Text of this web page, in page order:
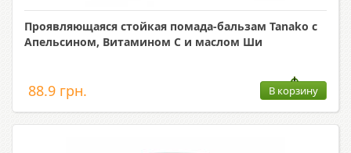
Проявляющаяся стойкая помада-бальзам Tanako с
Апельсином, Витамином С и маслом Ши
88.9 грн. В корзину